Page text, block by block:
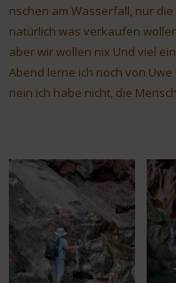
nschen am Wasserfall, nur
natürlich was verkaufen
aber wir wollen nix Und viel
Abend lerne ich noch von
nein ich habe nicht, die